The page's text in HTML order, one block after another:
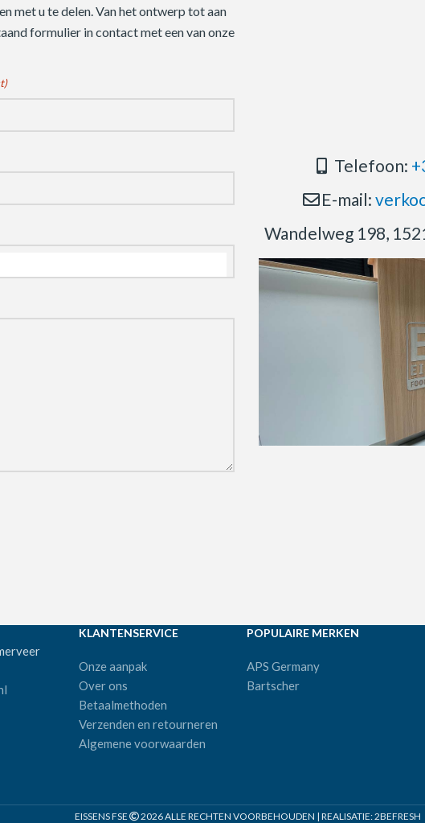
met u te delen. Van het ontwerp tot aan
formulier in contact met een van onze
Telefoon:
E-mail:
Wandelweg 198,
KLANTENSERVICE
Onze aanpak
Over ons
Betaalmethoden
Verzenden en retourneren
Algemene voorwaarden
POPULAIRE MERKEN
APS Germany
Bartscher
EISSENS FSE 2026 ALLE RECHTEN VOORBEHOUDEN | REALISATIE:2BEFRESH